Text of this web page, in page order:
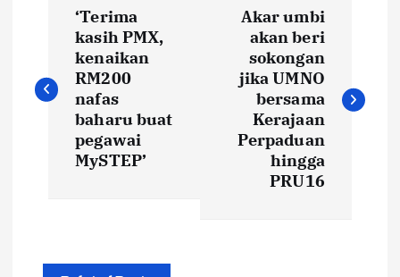
s
v
‘Terima
kasih PMX,
kenaikan
RM200
nafas
baharu buat
pegawai
MySTEP’
Akar umbi
akan beri
sokongan
jika UMNO
bersama
Kerajaan
Perpaduan
hingga
PRU16